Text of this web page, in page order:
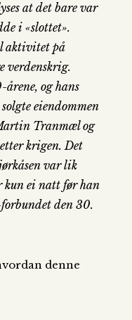
at det bare var
i «slottet».
aktivitet på
verdenskrig.
og hans
eiendommen
Tranmæl og
krigen. Det
var lik
kun ei natt før han
den 30.
denne